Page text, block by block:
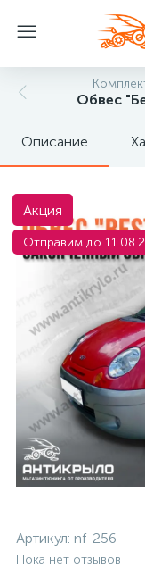
Обвес
Описание
Акция
Отправим до
Артикул: nf-256
Пока нет отзывов